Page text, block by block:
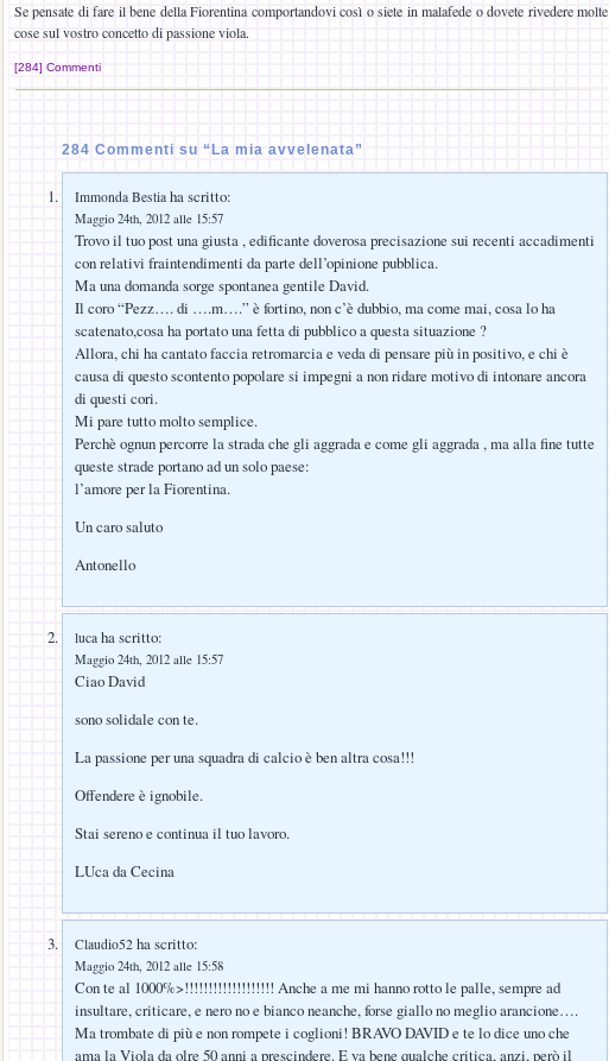
Se pensate di fare il bene della Fiorentina comportandovi così o siete in malafede o dovete rivedere molte
cose sul vostro concetto di passione viola.
[284] Commenti
284 Commenti su “La mia avvelenata”
Immonda Bestia ha scritto:
Maggio 24th, 2012 alle 15:57
Trovo il tuo post una giusta , edificante doverosa precisazione sui recenti accadimenti
con relativi fraintendimenti da parte dell’opinione pubblica.
Ma una domanda sorge spontanea gentile David.
Il coro “Pezz…. di ….m….” è fortino, non c’è dubbio, ma come mai, cosa lo ha
scatenato,cosa ha portato una fetta di pubblico a questa situazione ?
Allora, chi ha cantato faccia retromarcia e veda di pensare più in positivo, e chi è
causa di questo scontento popolare si impegni a non ridare motivo di intonare ancora
di questi cori.
Mi pare tutto molto semplice.
Perchè ognun percorre la strada che gli aggrada e come gli aggrada , ma alla fine tutte
queste strade portano ad un solo paese:
l’amore per la Fiorentina.
Un caro saluto
Antonello
luca ha scritto:
Maggio 24th, 2012 alle 15:57
Ciao David
sono solidale con te.
La passione per una squadra di calcio è ben altra cosa!!!
Offendere è ignobile.
Stai sereno e continua il tuo lavoro.
LUca da Cecina
Claudio52 ha scritto:
Maggio 24th, 2012 alle 15:58
Con te al 1000%>!!!!!!!!!!!!!!!!!!! Anche a me mi hanno rotto le palle, sempre ad
insultare, criticare, e nero no e bianco neanche, forse giallo no meglio arancione….
Ma trombate di più e non rompete i coglioni! BRAVO DAVID e te lo dice uno che
ama la Viola da olre 50 anni a prescindere. E va bene qualche critica, anzi, però il